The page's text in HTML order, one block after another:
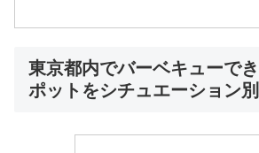
東京都内でバーベキューで
ポットをシチュエーション別